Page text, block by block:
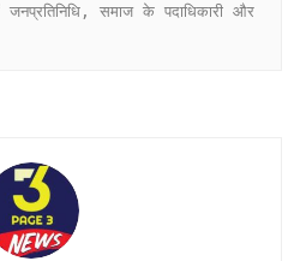
समाज के पदाधिकारी और